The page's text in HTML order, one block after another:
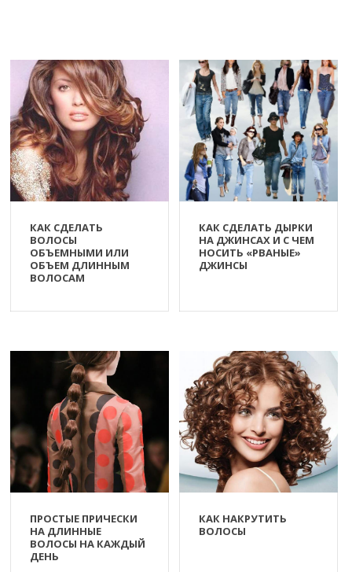
КАК СДЕЛАТЬ
ВОЛОСЫ
ОБЪЕМНЫМИ ИЛИ
ОБЪЕМ ДЛИННЫМ
ВОЛОСАМ
КАК СДЕЛАТЬ ДЫРКИ
НА ДЖИНСАХ И С ЧЕМ
НОСИТЬ «РВАНЫЕ»
ДЖИНСЫ
ПРОСТЫЕ ПРИЧЕСКИ
НА ДЛИННЫЕ
ВОЛОСЫ НА КАЖДЫЙ
ДЕНЬ
КАК НАКРУТИТЬ
ВОЛОСЫ